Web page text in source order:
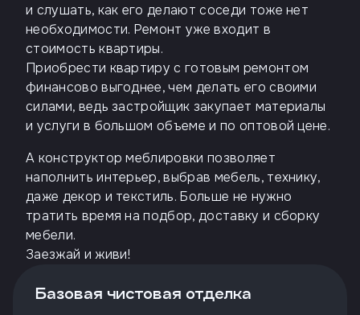
и слушать, как его делают соседи тоже нет
необходимости. Ремонт уже входит в
стоимость квартиры.
Приобрести квартиру с готовым ремонтом
финансово выгоднее, чем делать его своими
силами, ведь застройщик закупает материалы
и услуги в большом объеме и по оптовой цене.
А конструктор меблировки позволяет
наполнить интерьер, выбрав мебель, технику,
даже декор и текстиль. Больше не нужно
тратить время на подбор, доставку и сборку
мебели.
Заезжай и живи!
Базовая чистовая отделка
персональных
данных
и
с
условиями
политики
конфиденциальности
Откликнуться